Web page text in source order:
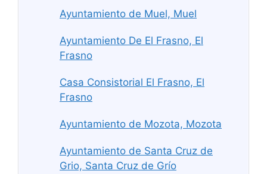
Ayuntamiento de Muel, Muel
Ayuntamiento De El Frasno, El
Frasno
Casa Consistorial El Frasno, El
Frasno
Ayuntamiento de Mozota, Mozota
Ayuntamiento de Santa Cruz de
Grio, Santa Cruz de Grío